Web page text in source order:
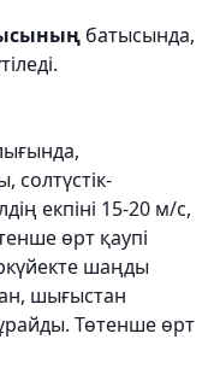
батысында,
екпіні 15-20 м/с,
өрт қаупі
шаңды
шығыстан
Төтенше өрт